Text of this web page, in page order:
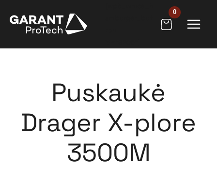
prie
Puskaukė
Drager X-plore
3500M